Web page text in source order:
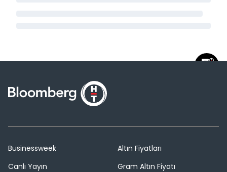
Businessweek
Canlı Yayın
Altın Fiyatları
Gram Altın Fiyatı